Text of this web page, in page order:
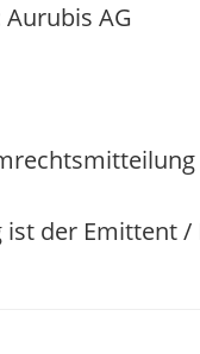
AG
der Emittent